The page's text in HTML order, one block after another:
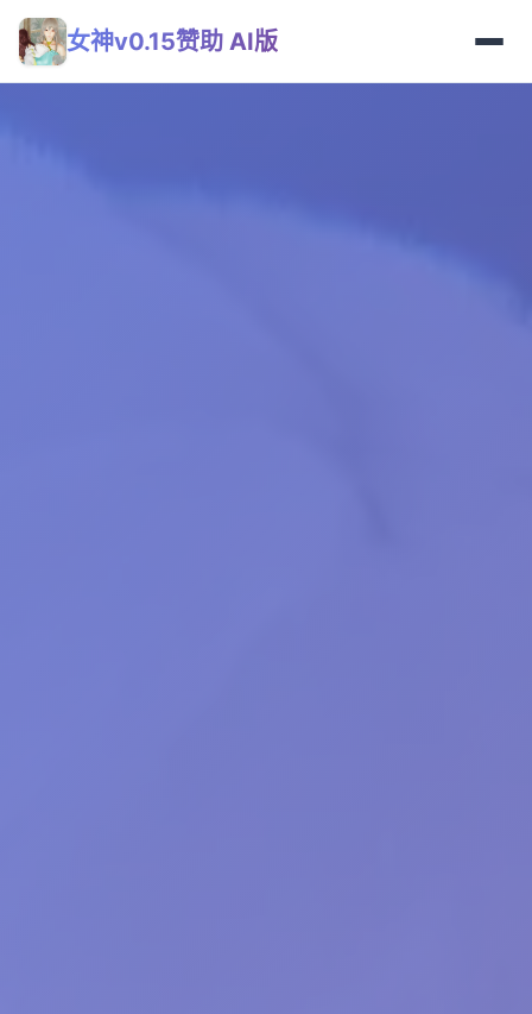
女神v0.15赞助 AI版